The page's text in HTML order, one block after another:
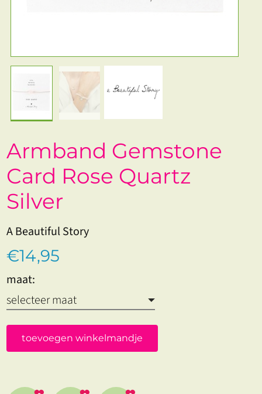
Armband Gemstone
Card Rose Quartz
Silver
A Beautiful Story
€14,95
maat:
toevoegen winkelmandje